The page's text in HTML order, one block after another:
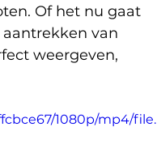
Of het nu gaat
van
weergeven,
1080p/mp4/file.